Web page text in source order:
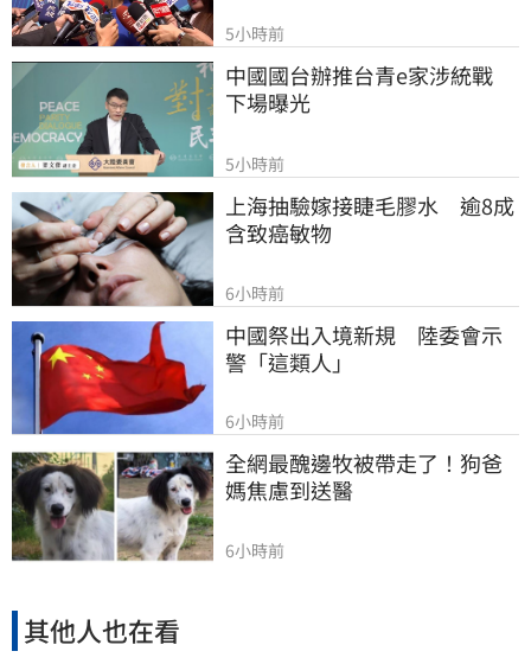
5小時前
中國國台辦推台青e家涉統戰
下場曝光
5小時前
上海抽驗嫁接睫毛膠水　逾8成
含致癌敏物
6小時前
中國祭出入境新規　陸委會示
警「這類人」
6小時前
全網最醜邊牧被帶走了！狗爸
媽焦慮到送醫
6小時前
其他人也在看